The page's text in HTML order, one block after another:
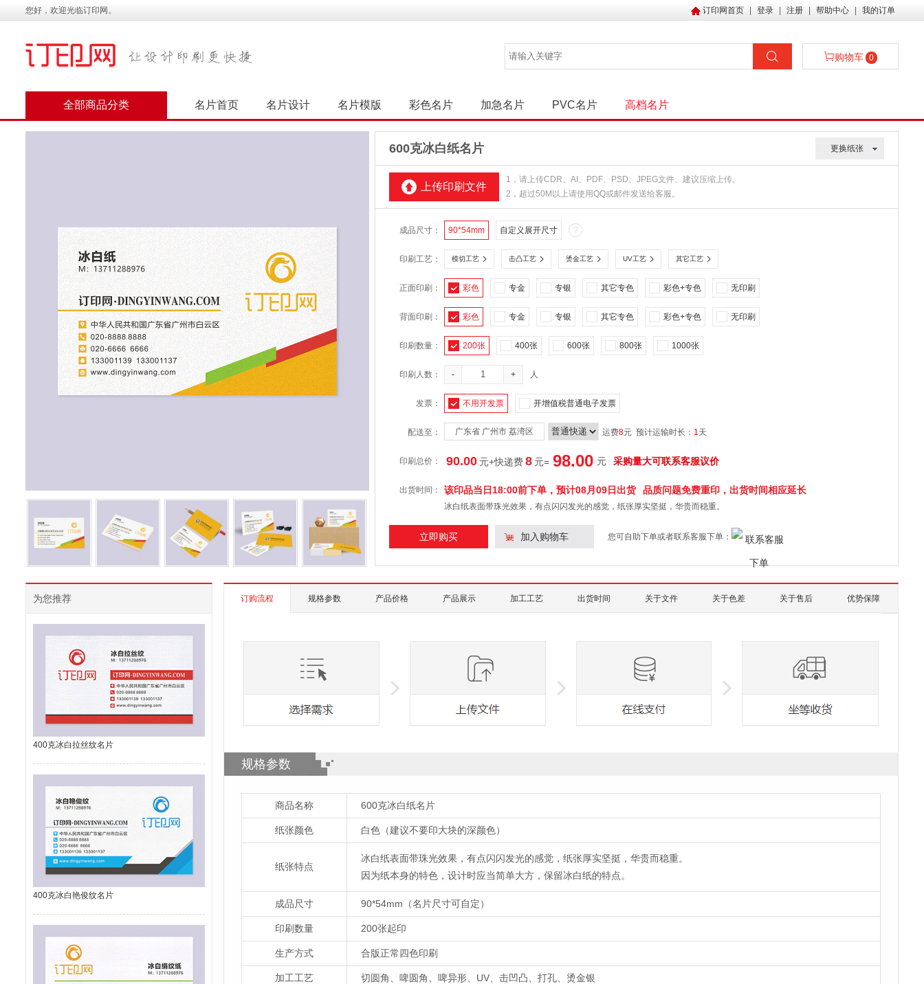
您好，欢迎光临订印网。 订印网首页 登录 注册 帮助中心 我的订单
购物车 0
全部商品分类 名片首页 名片设计 名片模版 彩色名片 加急名片 PVC名片 高档名片
600克冰白纸名片 更换纸张
上传印刷文件
1，请上传CDR、AI、PDF、PSD、JPEG文件、建议压缩上传。
2，超过50M以上请使用QQ或邮件发送给客服。
成品尺寸： 90*54mm 自定义展开尺寸 ?
印刷工艺： 模切工艺 击凸工艺 烫金工艺 UV工艺 其它工艺
正面印刷： 彩色 专金 专银 其它专色 彩色+专色 无印刷
背面印刷： 彩色 专金 专银 其它专色 彩色+专色 无印刷
印刷数量： 200张 400张 600张 800张 1000张
印刷人数： - + 人
发票： 不用开发票 开增值税普通电子发票
配送至： 广东省 广州市 荔湾区 运费8元 预计运输时长： 1天
印刷总价： 90.00 元+快递费8 元= 98.00 元 采购量大可联系客服议价
出货时间： 该印品当日18:00前下单，预计08月09日 出货 品质问题免费重印，出货时间相应延长
冰白纸表面带珠光效果，有点闪闪发光的感觉，纸张厚实坚挺，华贵而稳重。
立即购买 加入购物车 您可自助下单或者联系客服下单：
为您推荐
400克冰白拉丝纹名片
400克冰白艳俊纹名片
订购流程 规格参数 产品价格 产品展示 加工工艺 出货时间 关于文件 关于色差 关于售后 优势保障
规格参数
商品名称 600克冰白纸名片
纸张颜色 白色（建议不要印大块的深颜色）
纸张特点
冰白纸表面带珠光效果，有点闪闪发光的感觉，纸张厚实坚挺，华贵而稳重。
因为纸本身的特色，设计时应当简单大方，保留冰白纸的特点。
成品尺寸 90*54mm（名片尺寸可自定）
印刷数量 200张起印
生产方式 合版正常四色印刷
加工工艺 切圆角、啤圆角、啤异形、UV、击凹凸、打孔、烫金银